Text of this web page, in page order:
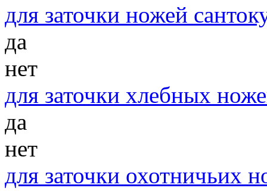
для заточки ножей
да
нет
для заточки хлебных
да
нет
для заточки охотничьих